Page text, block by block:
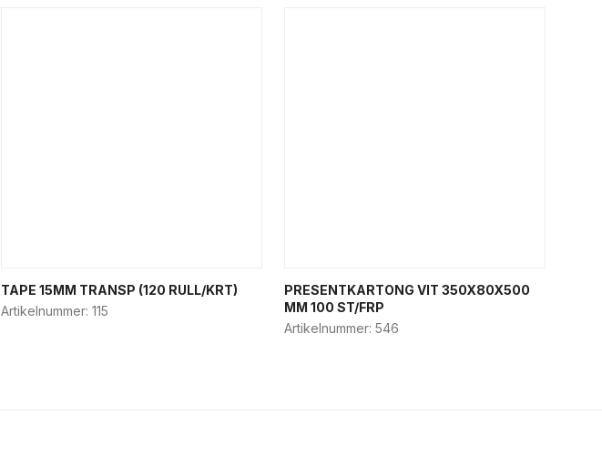
TAPE 15MM TRANSP (120 RULL/KRT)
Artikelnummer: 115
PRESENTKARTONG VIT 350X80X500
MM 100 ST/FRP
Artikelnummer: 546